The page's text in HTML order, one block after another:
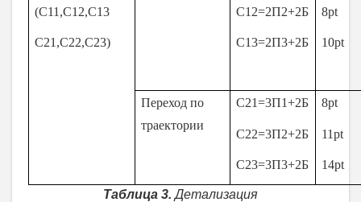
(С11,С12,С13
С21,С22,С23)
С12=2П2+2Б
С13=2П3+2Б
8pt
10pt
Переход по
траектории
С21=3П1+2Б
С22=3П2+2Б
С23=3П3+2Б
8pt
11pt
14pt
Таблица 3. Детализация